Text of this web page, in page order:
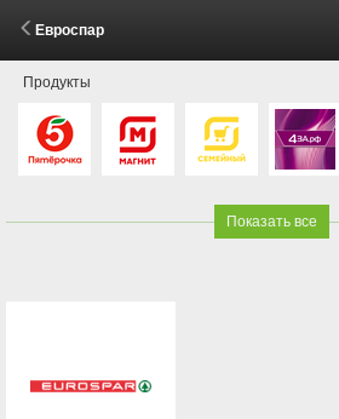
Евроспар
Продукты
Показать все